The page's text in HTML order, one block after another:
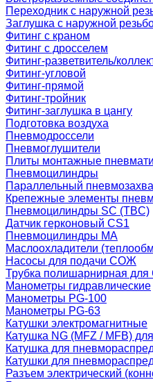
Переходник с наружной
Заглушка с наружной
Фитинг с краном
Фитинг с дросселем
Фитинг-разветвитель/
Фитинг-угловой
Фитинг-прямой
Фитинг-тройник
Фитинг-заглушка в цангу
Подготовка воздуха
Пневмодроссели
Пневмоглушители
Плиты монтажные
Пневмоцилиндры
Параллельный
Крепежные элементы
Пневмоцилиндры SC (TBC)
Датчик герконовый CS1
Пневмоцилиндры MA
Маслоохладители
Насосы для подачи СОЖ
Трубка полишарнирная
Манометры гидравлические
Манометры PG-100
Манометры PG-63
Катушки электромагнитные
Катушка NG (MFZ / MFB)
Катушка для
Катушки для
Разъем электрический